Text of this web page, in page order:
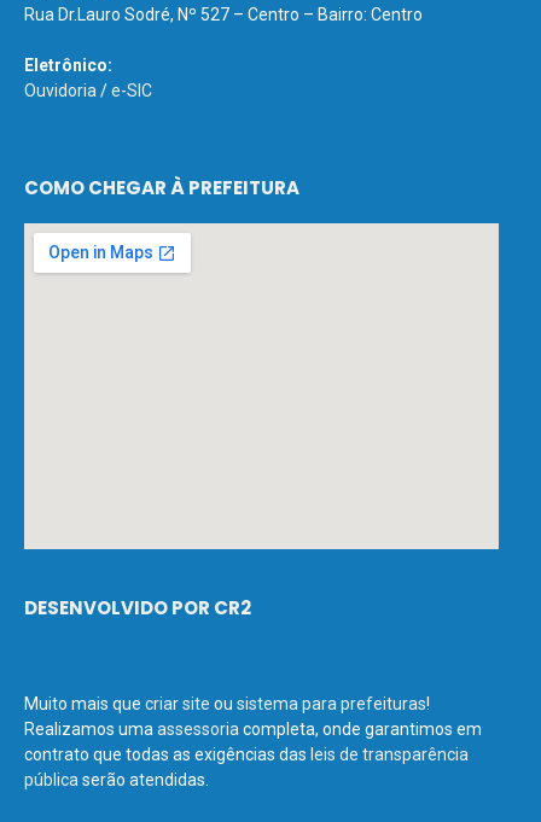
Rua Dr.Lauro Sodré, Nº 527 – Centro – Bairro: Centro
Eletrônico:
Ouvidoria /e-SIC
COMO CHEGAR À PREFEITURA
DESENVOLVIDO POR CR2
Muito mais que criar site ou sistema para prefeituras!
Realizamos uma assessoria completa, onde garantimos em
contrato que todas as exigências das leis de transparência
pública serão atendidas.